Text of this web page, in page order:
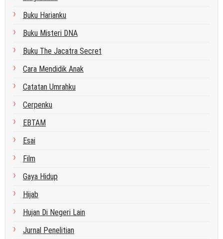
Buku Harianku
Buku Misteri DNA
Buku The Jacatra Secret
Cara Mendidik Anak
Catatan Umrahku
Cerpenku
EBTAM
Esai
Film
Gaya Hidup
Hijab
Hujan Di Negeri Lain
Jurnal Penelitian